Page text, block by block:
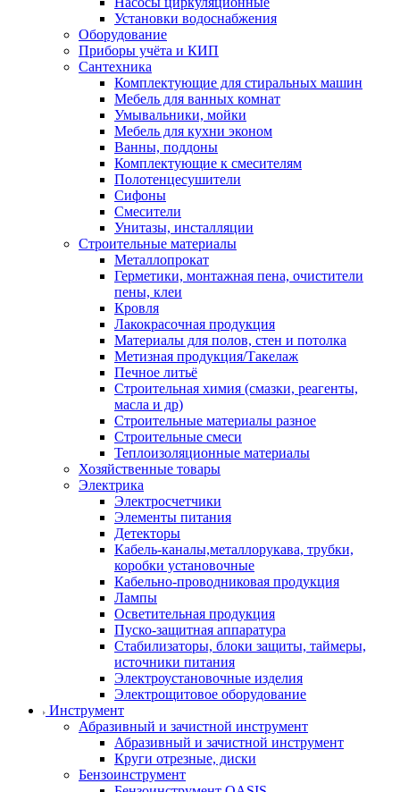
Установки водоснабжения
Оборудование
Приборы учёта и КИП
Сантехника
Комплектующие для стиральных машин
Мебель для ванных комнат
Умывальники, мойки
Мебель для кухни эконом
Ванны, поддоны
Комплектующие к смесителям
Полотенцесушители
Сифоны
Смесители
Унитазы, инсталляции
Строительные материалы
Металлопрокат
Герметики, монтажная пена, очистители
пены, клеи
Кровля
Лакокрасочная продукция
Материалы для полов, стен и потолка
Метизная продукция/Такелаж
Печное литьё
Строительная химия (смазки, реагенты,
масла и др)
Строительные материалы разное
Строительные смеси
Теплоизоляционные материалы
Хозяйственные товары
Электрика
Электросчетчики
Элементы питания
Детекторы
Кабель-каналы,металлорукава, трубки,
коробки установочные
Кабельно-проводниковая продукция
Лампы
Осветительная продукция
Пуско-защитная аппаратура
Стабилизаторы, блоки защиты, таймеры,
источники питания
Электроустановочные изделия
Электрощитовое оборудование
Инструмент
Абразивный и зачистной инструмент
Абразивный и зачистной инструмент
Круги отрезные, диски
Бензоинструмент